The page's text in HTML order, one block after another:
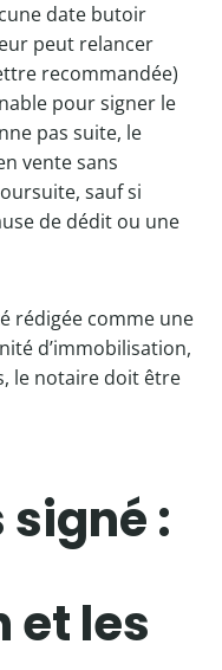
date butoir
peut relancer
recommandée)
pour signer le
pas suite, le
vente sans
sauf si
de dédit ou une
rédigée comme une
d’immobilisation,
le notaire doit être
:
et les